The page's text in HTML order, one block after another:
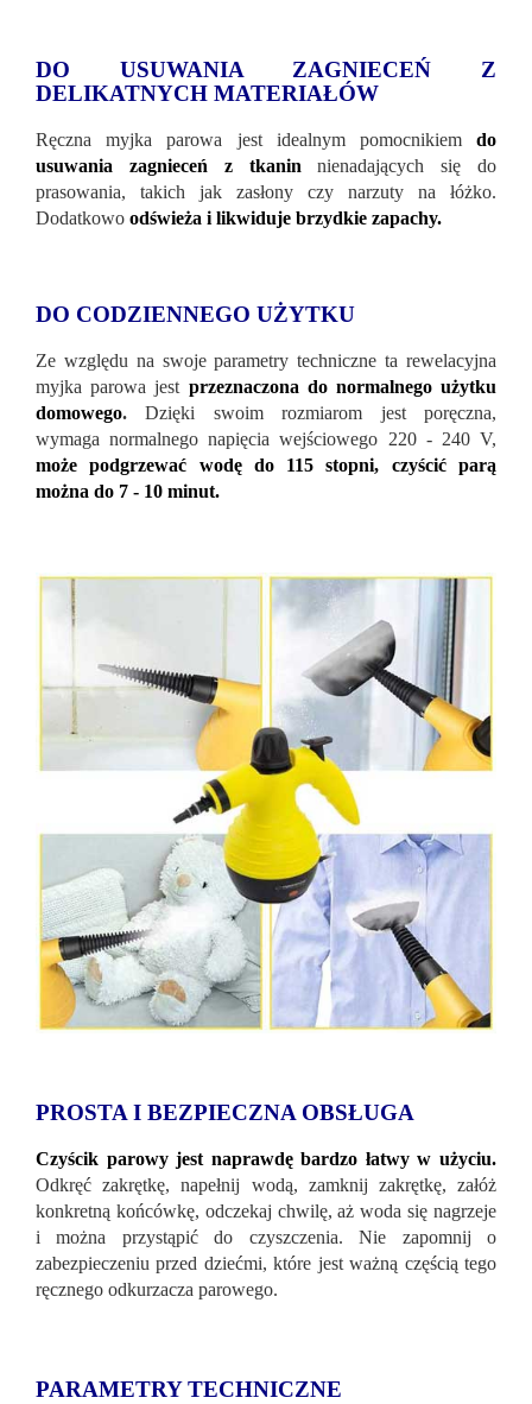
DO USUWANIA ZAGNIECEŃ Z
DELIKATNYCH MATERIAŁÓW
Ręczna myjka parowa jest idealnym pomocnikiem do
usuwania zagnieceń z tkanin nienadających się do
prasowania, takich jak zasłony czy narzuty na łóżko.
Dodatkowo odświeża i likwiduje brzydkie zapachy.
DO CODZIENNEGO UŻYTKU
Ze względu na swoje parametry techniczne ta rewelacyjna
myjka parowa jest przeznaczona do normalnego użytku
domowego. Dzięki swoim rozmiarom jest poręczna,
wymaga normalnego napięcia wejściowego 220 - 240 V,
może podgrzewać wodę do 115 stopni, czyścić parą
można do 7 - 10 minut.
PROSTA I BEZPIECZNA OBSŁUGA
Czyścik parowy jest naprawdę bardzo łatwy w użyciu.
Odkręć zakrętkę, napełnij wodą, zamknij zakrętkę, załóż
konkretną końcówkę, odczekaj chwilę, aż woda się nagrzeje
i można przystąpić do czyszczenia. Nie zapomnij o
zabezpieczeniu przed dziećmi, które jest ważną częścią tego
ręcznego odkurzacza parowego.
PARAMETRY TECHNICZNE